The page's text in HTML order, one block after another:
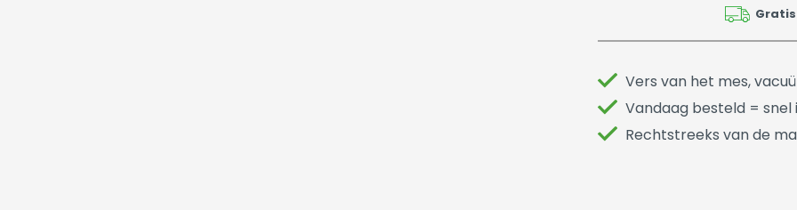
Vers van het mes,
Vandaag besteld = snel
Rechtstreeks van de